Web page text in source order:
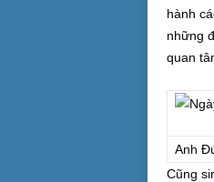
hành
những
quan
Anh
Cũng